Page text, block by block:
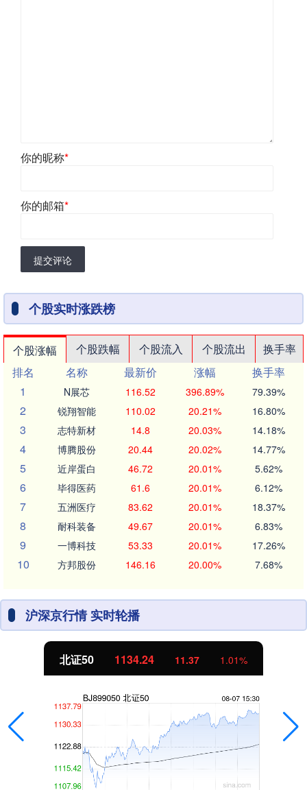
你的昵称*
你的邮箱*
提交评论
个股实时涨跌榜
个股涨幅 个股跌幅 个股流入 个股流出
换手率
排名
名称 最新价 涨幅
换手率
1
N展芯 116.52 396.89% 79.39%
2 锐翔智能 110.02 20.21% 16.80%
3 志特新材 14.8 20.03% 14.18%
4 博腾股份 20.44 20.02% 14.77%
5 近岸蛋白 46.72 20.01% 5.62%
6 毕得医药 61.6 20.01% 6.12%
7 五洲医疗 83.62 20.01% 18.37%
8 耐科装备 49.67 20.01% 6.83%
9 一博科技 53.33 20.01% 17.26%
10 方邦股份 146.16 20.00% 7.68%
沪深京行情 实时轮播
北证50 1134.24 11.37 1.01%